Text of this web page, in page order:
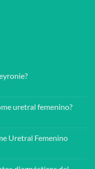
uretral femenino?
Uretral Femenino